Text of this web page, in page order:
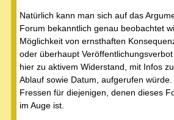
Natürlich kann man sich auf das
Forum bekanntlich genau beobachtet
Möglichkeit von ernsthaften
oder überhaupt
hier zu aktivem Widerstand, mit Infos
Ablauf sowie Datum, aufgerufen
Fressen für diejenigen, denen dieses
im Auge ist.